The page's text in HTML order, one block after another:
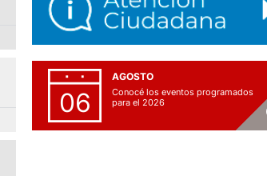
06
AGOSTO
Conocé los eventos programados
para el 2026